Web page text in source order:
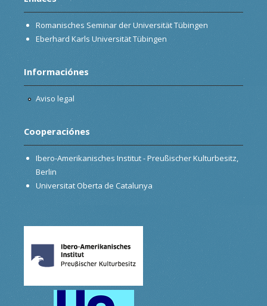
Romanisches Seminar der Universität Tübingen
Eberhard Karls Universität Tübingen
Informaciónes
Aviso legal
Cooperaciónes
Ibero-Amerikanisches Institut - Preußischer Kulturbesitz,
Berlin
Universitat Oberta de Catalunya